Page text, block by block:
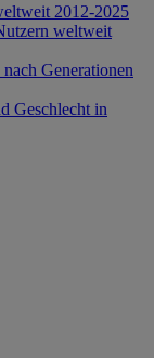
2012-2025
weltweit
Generationen
Geschlecht in